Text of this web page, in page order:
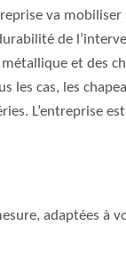
va
de
et des
les cas, les
L’entreprise
adaptées à